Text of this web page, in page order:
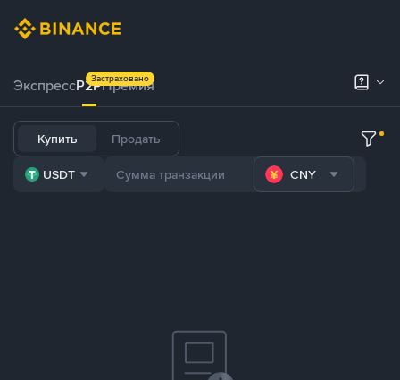
ЭкспрессP2PПремия
Застраховано
Купить Продать
USDT CNY